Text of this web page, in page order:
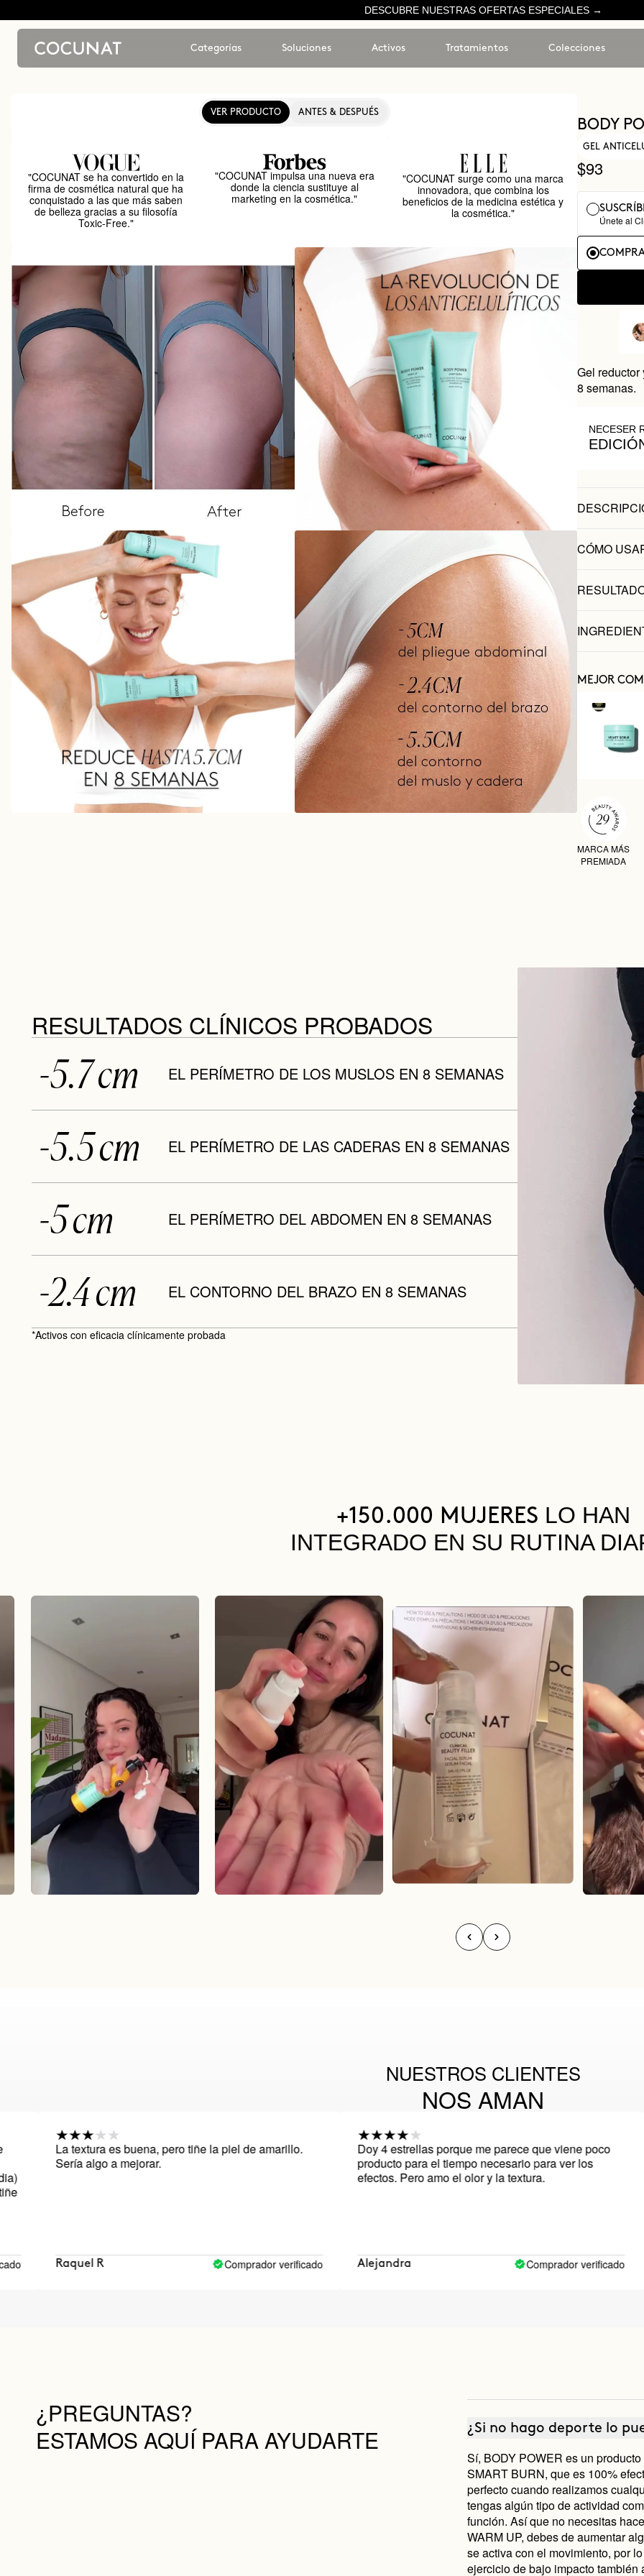
DESCUBRE NUESTRAS OFERTAS ESPECIALES →
Categorías Soluciones Activos Tratamientos Colecciones
VER PRODUCTO ANTES & DESPUÉS
"COCUNAT se ha convertido en la
firma de cosmética natural que ha
conquistado a las que más saben
de belleza gracias a su filosofía
Toxic-Free."
"COCUNAT impulsa una nueva era
donde la ciencia sustituye al
marketing en la cosmética."
"COCUNAT surge como una marca
innovadora, que combina los
beneficios de la medicina estética y
la cosmética."
BODY
GEL
$93
Únete al
Gel
8 semanas.
NECESER
CÓMO
MEJOR
MARCA MÁS
PREMIADA
RESULTADOS CLÍNICOS PROBADOS
-5.7 cm EL PERÍMETRO DE LOS MUSLOS EN 8 SEMANAS
-5.5 cm EL PERÍMETRO DE LAS CADERAS EN 8 SEMANAS
-5 cm EL PERÍMETRO DEL ABDOMEN EN 8 SEMANAS
-2.4 cm EL CONTORNO DEL BRAZO EN 8 SEMANAS
*Activos con eficacia clínicamente probada
+150.000 MUJERES LO HAN
INTEGRADO EN SU RUTINA
NUESTROS CLIENTES
NOS AMAN
textura es buena, pero tiñe la piel de amarillo.
algo a mejorar.
R Comprador verificado
Doy 4 estrellas porque me parece que viene poco
producto para el tiempo necesario para ver los
efectos. Pero amo el olor y la textura.
Alejandra Comprador verificado
Por
OG
¿PREGUNTAS?
ESTAMOS AQUÍ PARA AYUDARTE
¿Si no hago deporte lo
Sí, BODY POWER es un
SMART BURN, que es 100%
perfecto cuando realizamos
tengas algún tipo de actividad
función. Así que no necesitas
WARM UP, debes de aumentar
se activa con el movimiento, por
ejercicio de bajo impacto